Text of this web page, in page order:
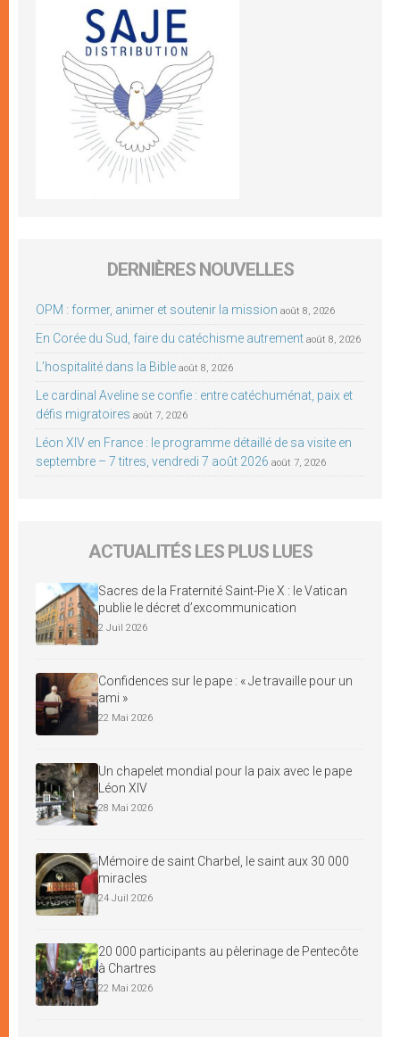
DERNIÈRES NOUVELLES
OPM : former, animer et soutenir la mission août 8, 2026
En Corée du Sud, faire du catéchisme autrement août 8, 2026
L’hospitalité dans la Bible août 8, 2026
Le cardinal Aveline se confie : entre catéchuménat, paix et
défis migratoires août 7, 2026
Léon XIV en France : le programme détaillé de sa visite en
septembre – 7 titres, vendredi 7 août 2026 août 7, 2026
ACTUALITÉS LES PLUS LUES
Sacres de la Fraternité Saint-Pie X : le Vatican
publie le décret d’excommunication
2 Juil 2026
Confidences sur le pape : « Je travaille pour un
ami »
22 Mai 2026
Un chapelet mondial pour la paix avec le pape
Léon XIV
28 Mai 2026
Mémoire de saint Charbel, le saint aux 30 000
miracles
24 Juil 2026
20 000 participants au pèlerinage de Pentecôte
à Chartres
22 Mai 2026